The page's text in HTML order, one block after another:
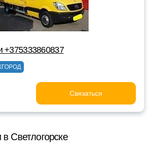
+375333860837
Связаться
Светлогорске